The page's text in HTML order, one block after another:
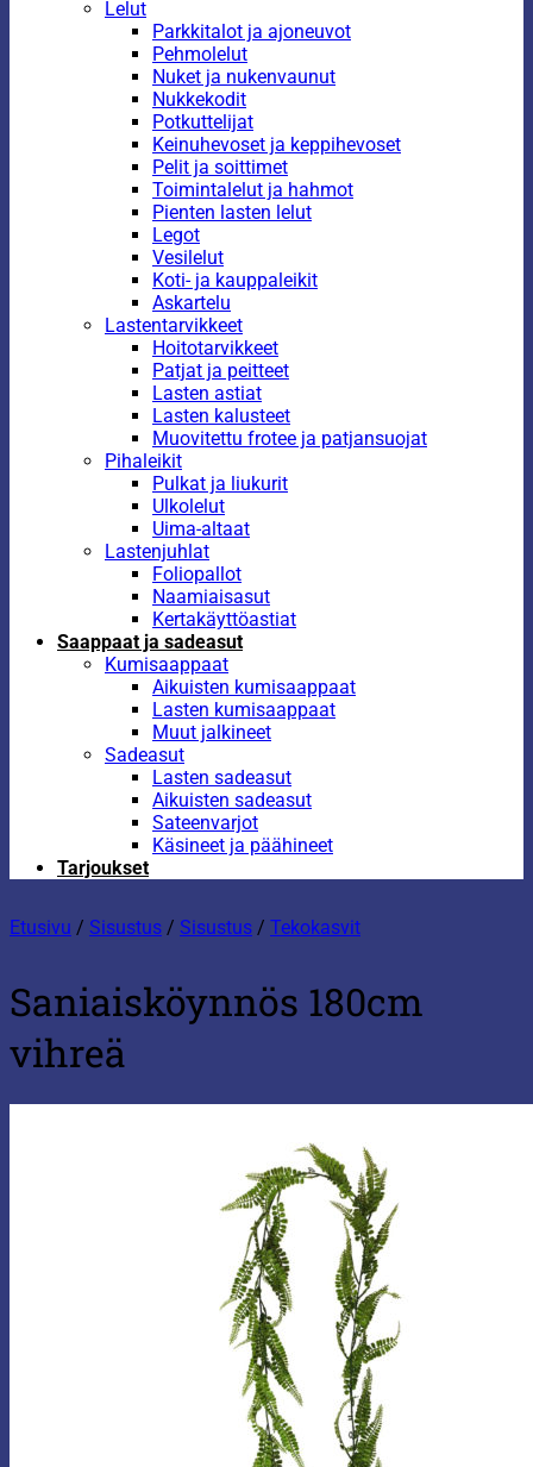
Lelut
Parkkitalot ja ajoneuvot
Pehmolelut
Nuket ja nukenvaunut
Nukkekodit
Potkuttelijat
Keinuhevoset ja keppihevoset
Pelit ja soittimet
Toimintalelut ja hahmot
Pienten lasten lelut
Legot
Vesilelut
Koti- ja kauppaleikit
Askartelu
Lastentarvikkeet
Hoitotarvikkeet
Patjat ja peitteet
Lasten astiat
Lasten kalusteet
Muovitettu frotee ja patjansuojat
Pihaleikit
Pulkat ja liukurit
Ulkolelut
Uima-altaat
Lastenjuhlat
Foliopallot
Naamiaisasut
Kertakäyttöastiat
Saappaat ja sadeasut
Kumisaappaat
Aikuisten kumisaappaat
Lasten kumisaappaat
Muut jalkineet
Sadeasut
Lasten sadeasut
Aikuisten sadeasut
Sateenvarjot
Käsineet ja päähineet
Tarjoukset
Etusivu / Sisustus / Sisustus / Tekokasvit
Saniaisköynnös 180cm
vihreä